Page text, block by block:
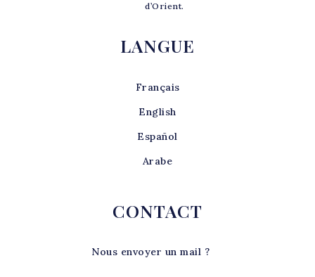
d’Orient.
LANGUE
Français
English
Español
Arabe
CONTACT
Nous envoyer un mail ?